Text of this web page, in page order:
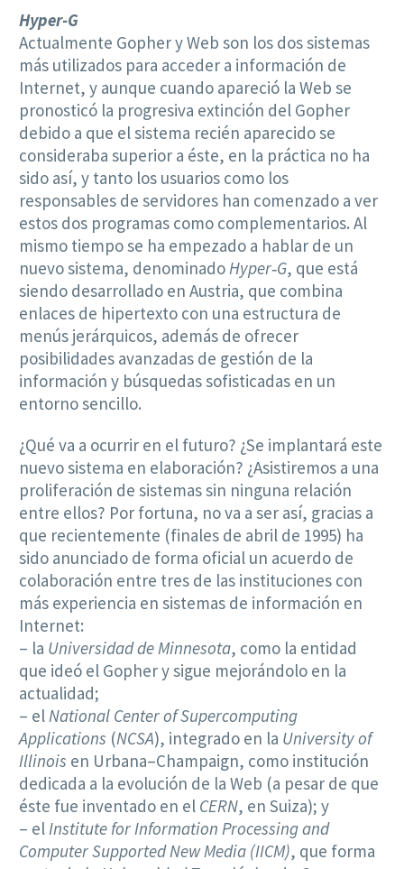
Hyper-G
Actualmente Gopher y Web son los dos sistemas
más utilizados para acceder a información de
Internet, y aunque cuando apareció la Web se
pronosticó la progresiva extinción del Gopher
debido a que el sistema recién aparecido se
consideraba superior a éste, en la práctica no ha
sido así, y tanto los usuarios como los
responsables de servidores han comenzado a ver
estos dos programas como complementarios. Al
mismo tiempo se ha empezado a hablar de un
nuevo sistema, denominadoHyper‑G, que está
siendo desarrollado en Austria, que combina
enlaces de hipertexto con una estructura de
menús jerárquicos, además de ofrecer
posibilidades avanzadas de gestión de la
información y búsquedas sofisticadas en un
entorno sencillo.
¿Qué va a ocurrir en el futuro? ¿Se implantará este
nuevo sistema en elaboración? ¿Asistiremos a una
proliferación de sistemas sin ninguna relación
entre ellos? Por fortuna, no va a ser así, gracias a
que recientemente (finales de abril de 1995) ha
sido anunciado de forma oficial un acuerdo de
colaboración entre tres de las instituciones con
más experiencia en sistemas de información en
Internet:
– la Universidad de Minnesota, como la entidad
que ideó el Gopher y sigue mejorándolo en la
actualidad;
– elNational Center of Supercomputing
Applications (NCSA), integrado en la University of
Illinois en Urbana–Champaign, como institución
dedicada a la evolución de la Web (a pesar de que
éste fue inventado en el CERN, en Suiza); y
– elInstitute for Information Processing and
Computer Supported New Media (IICM), que forma